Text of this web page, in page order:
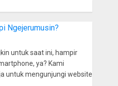
Ngejerumusin?
untuk saat ini, hampir
ya? Kami
untuk mengunjungi website